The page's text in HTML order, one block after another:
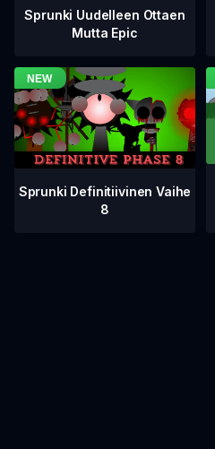
Sprunki Uudelleen Ottaen
Mutta Epic
Sprunki Definitiivinen Vaihe
8